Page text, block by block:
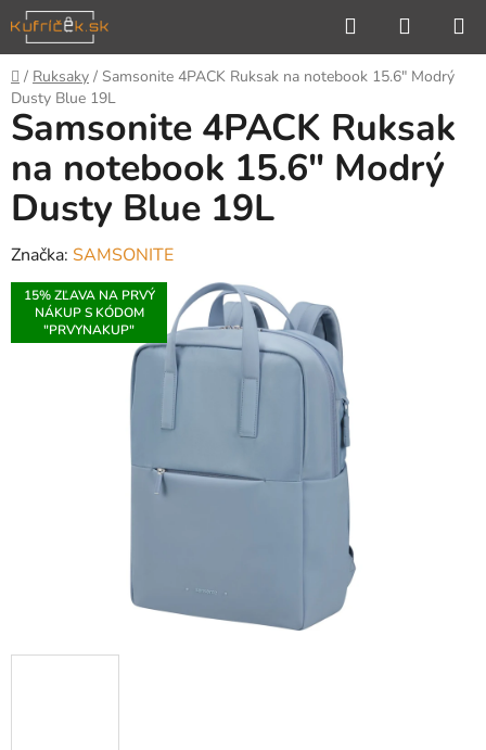
Prejsť
na
obsah
Hľadať
KOŠÍK
Domov
/ Ruksaky / Samsonite 4PACK Ruksak na notebook 15.6" Modrý
Dusty Blue 19L
Samsonite 4PACK Ruksak
na notebook 15.6" Modrý
Dusty Blue 19L
Značka: SAMSONITE
15% ZĽAVA NA PRVÝ
NÁKUP S KÓDOM
"PRVYNAKUP"